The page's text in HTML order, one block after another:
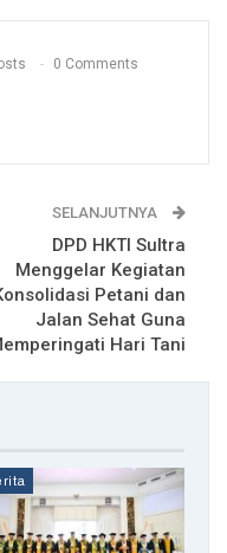
0 Comments
SELANJUTNYA
DPD HKTI Sultra
Menggelar Kegiatan
Petani dan
Jalan Sehat Guna
Hari Tani